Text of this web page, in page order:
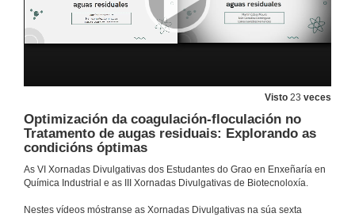
Visto 23 veces
Optimización da coagulación-floculación no
Tratamento de augas residuais: Explorando as
condicións óptimas
As VI Xornadas Divulgativas dos Estudantes do Grao en Enxeñaría en
Química Industrial e as III Xornadas Divulgativas de Biotecnoloxía.
Nestes vídeos móstranse as Xornadas Divulgativas na súa sexta
Quenda de preguntas: Estudio comparativo da capacidade de adsorción entre carbón activo e un bioadsorbente natural
Extracción de fenois e evaluación da actividade antioxidante da casca de melón utilizando ultrasons
13 de maio de 2024
Quenda de preguntas: Extracción de fenois e evaluación da actividade antioxidante da casca de melón utilizando ultrasons